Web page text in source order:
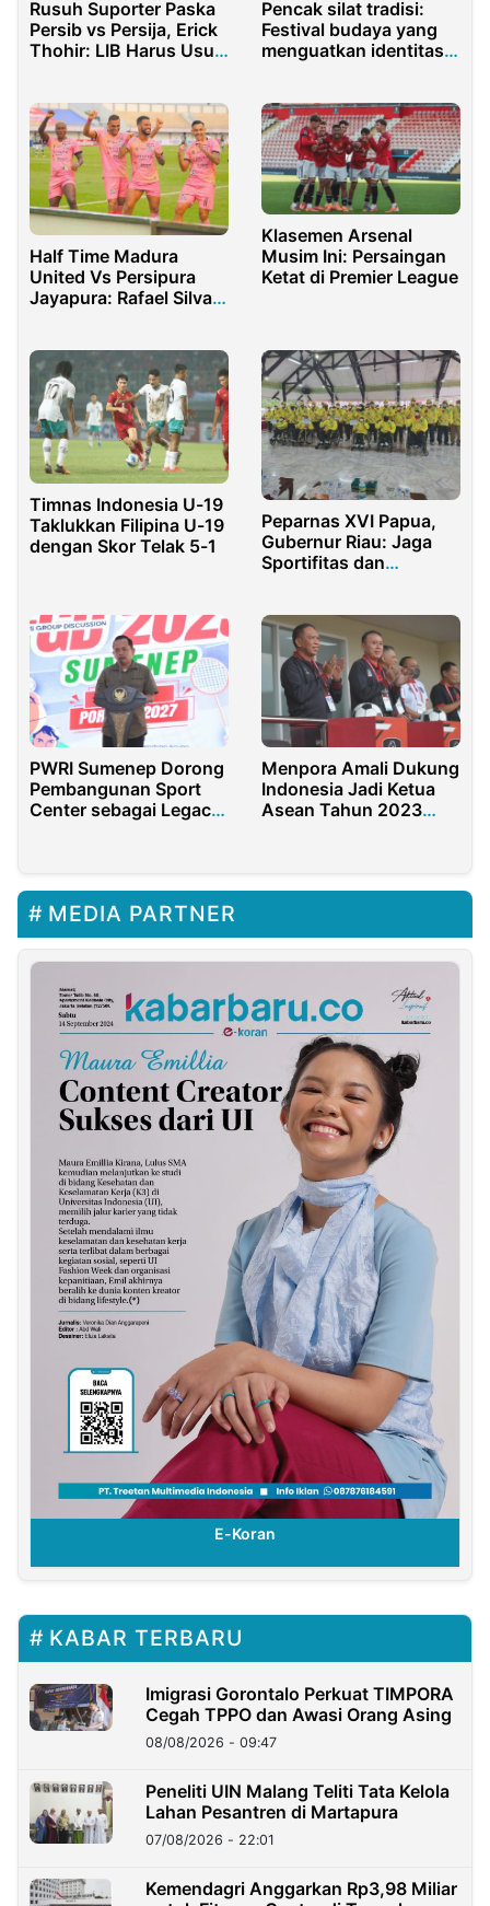
Rusuh Suporter Paska
Persib vs Persija, Erick
Thohir: LIB Harus Usut
Pencak silat tradisi:
Festival budaya yang
menguatkan identitas
Half Time Madura
United Vs Persipura
Jayapura: Rafael Silva
Menit Awal
Klasemen Arsenal
Musim Ini: Persaingan
Ketat di Premier League
Timnas Indonesia U-19
Taklukkan Filipina U-19
dengan Skor Telak 5-1
Peparnas XVI Papua,
Gubernur Riau: Jaga
Sportifitas dan
PWRI Sumenep Dorong
Pembangunan Sport
Center sebagai Legacy
Menpora Amali Dukung
Indonesia Jadi Ketua
Asean Tahun 2023
MEDIA PARTNER
E-Koran
KABAR TERBARU
Imigrasi Gorontalo Perkuat TIMPORA
Cegah TPPO dan Awasi Orang Asing
08/08/2026 - 09:47
Peneliti UIN Malang Teliti Tata Kelola
Lahan Pesantren di Martapura
07/08/2026 - 22:01
Kemendagri Anggarkan Rp3,98 Miliar